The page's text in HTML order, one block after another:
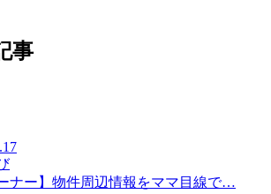
事
ナー】物件周辺情報をママ目線で…